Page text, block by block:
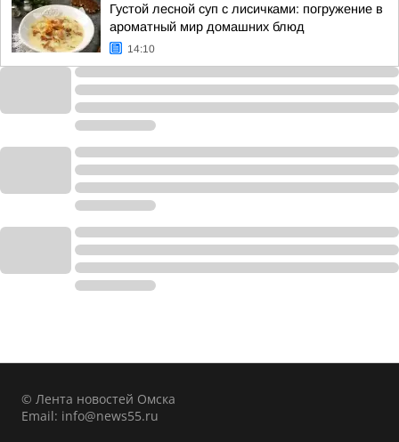
Густой лесной суп с лисичками: погружение в
ароматный мир домашних блюд
14:10
© Лента новостей Омска
Email: info@news55.ru